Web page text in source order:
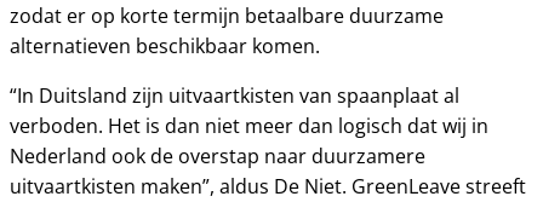
zodat er op korte termijn betaalbare duurzame
alternatieven beschikbaar komen.
“In Duitsland zijn uitvaartkisten van spaanplaat al
verboden. Het is dan niet meer dan logisch dat wij in
Nederland ook de overstap naar duurzamere
uitvaartkisten maken”, aldus De Niet. GreenLeave streeft